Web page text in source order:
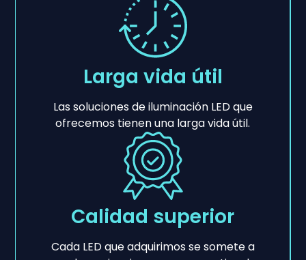
Larga vida útil
Las soluciones de iluminación LED que
ofrecemos tienen una larga vida útil.
Calidad superior
Cada LED que adquirimos se somete a